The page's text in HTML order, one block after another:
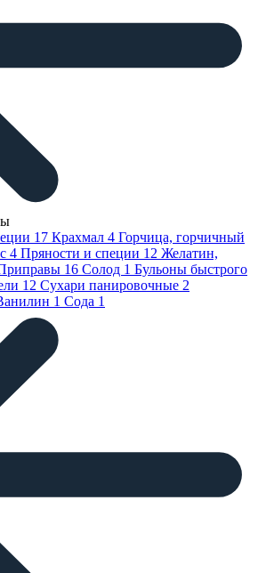
17 Крахмал 4 Горчица, горчичный
4 Пряности и специи 12 Желатин,
16 Солод 1 Бульоны быстрого
12 Сухари панировочные 2
1 Сода 1